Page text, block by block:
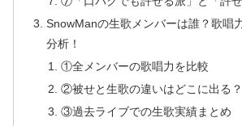
SnowManの生歌メンバーは誰？歌唱
分析！
①全メンバーの歌唱力を比較
②被せと生歌の違いはどこに出る？
③過去ライブでの生歌実績まとめ